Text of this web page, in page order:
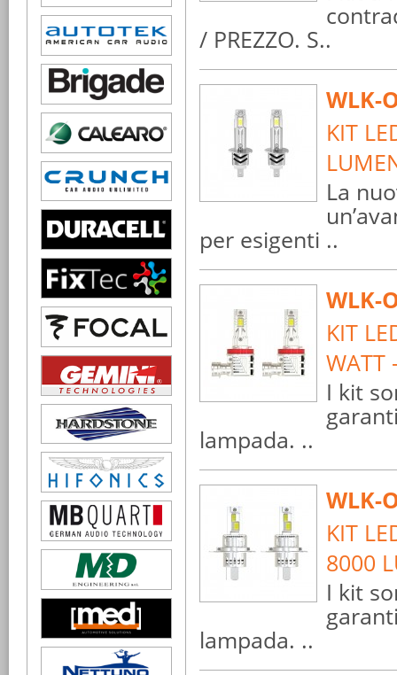
/ PREZZO. S..
WLK-
KIT
La
per esigenti ..
WLK-
KIT
WATT
I kit
lampada. ..
WLK-
KIT
8000
I kit
lampada. ..